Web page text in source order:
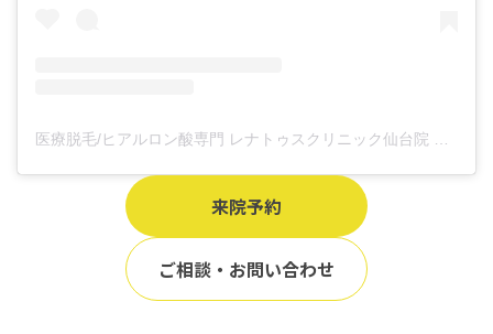
医療脱毛/ヒアルロン酸専門 レナトゥスクリニック仙台院 高橋希(@renaclisendai)がシェアした投稿
来院予約
ご相談・お問い合わせ